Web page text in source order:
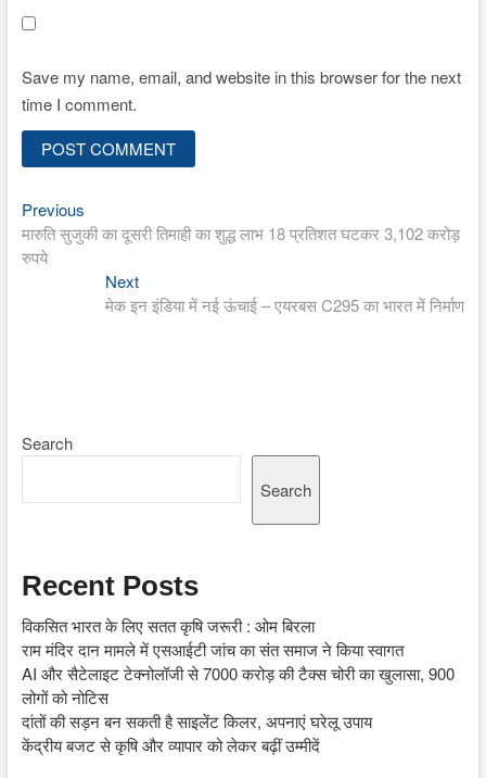
Save my name, email, and website in this browser for the next
time I comment.
Post
navigation
PreviousPrevious
post:
मारुति सुजुकी का दूसरी तिमाही का शुद्ध लाभ 18 प्रतिशत घटकर 3,102 करोड़
रुपये
NextNext
post:
मेक इन इंडिया में नई ऊंचाई – एयरबस C295 का भारत में निर्माण
Search
Search
Recent Posts
विकसित भारत के लिए सतत कृषि जरूरी : ओम बिरला
राम मंदिर दान मामले में एसआईटी जांच का संत समाज ने किया स्वागत
AI और सैटेलाइट टेक्नोलॉजी से 7000 करोड़ की टैक्स चोरी का खुलासा, 900
लोगों को नोटिस
दांतों की सड़न बन सकती है साइलेंट किलर, अपनाएं घरेलू उपाय
केंद्रीय बजट से कृषि और व्यापार को लेकर बढ़ीं उम्मीदें